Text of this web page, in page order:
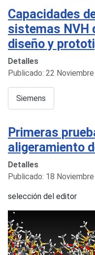
Capacidades
sistemas NVH
diseño y
Detalles
Publicado: 22
Siemens
Primeras
aligeramiento
Detalles
Publicado: 18
selección del editor